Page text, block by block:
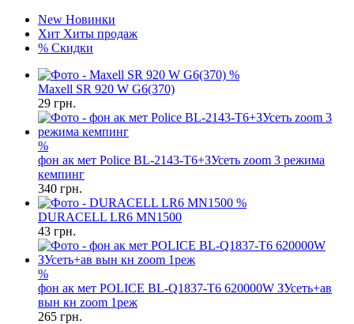
New Новинки
Хит Хиты продаж
% Скидки
%
Maxell SR 920 W G6(370)
29 грн.
%
фон ак мет Police BL-2143-T6+ЗУсеть zoom 3 режима
кемпинг
340 грн.
%
DURACELL LR6 MN1500
43 грн.
%
фон ак мет POLICE BL-Q1837-T6 620000W ЗУсеть+ав
вын кн zoom 1реж
265 грн.